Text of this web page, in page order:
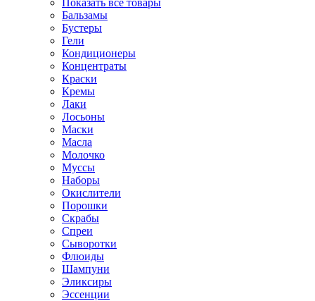
Показать все товары
Бальзамы
Бустеры
Гели
Кондиционеры
Концентраты
Краски
Кремы
Лаки
Лосьоны
Маски
Масла
Молочко
Муссы
Наборы
Окислители
Порошки
Скрабы
Спреи
Сыворотки
Флюиды
Шампуни
Эликсиры
Эссенции